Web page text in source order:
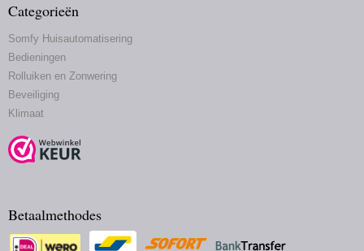
Categorieën
Somfy Huisautomatisering
Bedieningen
Rolluiken en Zonwering
Beveiliging
Klimaat
Betaalmethodes